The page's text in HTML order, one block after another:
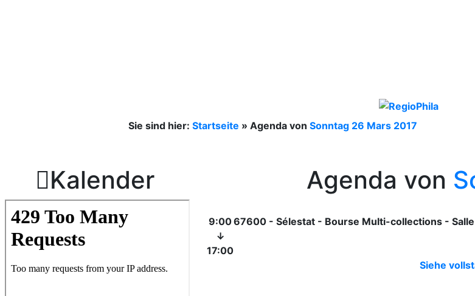
Sie sind hier: Startseite » Agenda von Sonntag 26 Mars 2017
Kalender Agenda von
9:00
↓
17:00
67600 - Sélestat - Bourse Multi-collections -
Siehe